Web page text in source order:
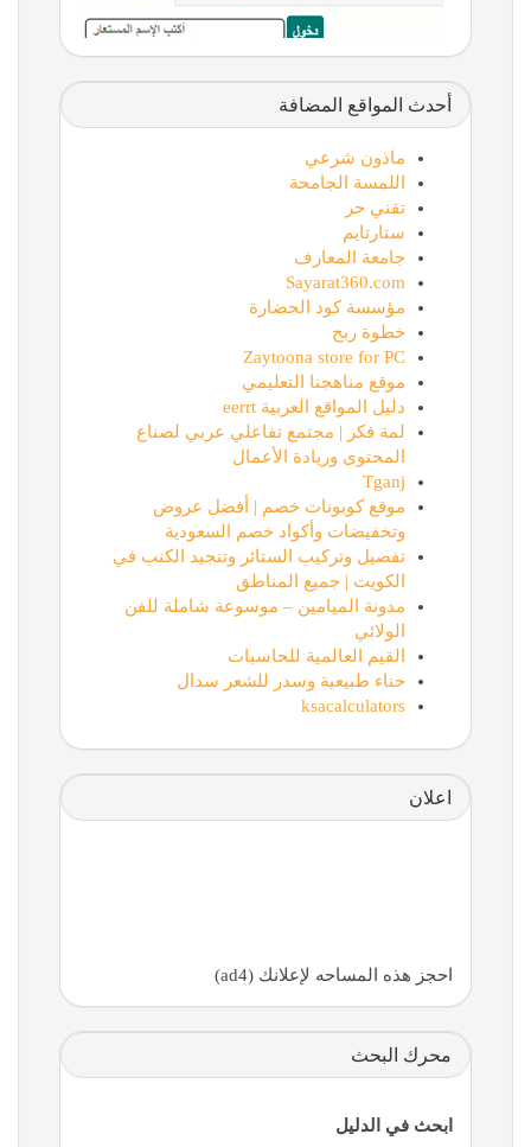
أحدث المواقع المضافة
ماذون شرعي
اللمسة الجامحة
تقني حر
ستارتايم
جامعة المعارف
Sayarat360.com
مؤسسة كود الحضارة
خطوة ربح
Zaytoona store for PC
موقع مناهجنا التعليمي
دليل المواقع العربية eerrt
لمة فكر | مجتمع تفاعلي عربي لصناع
المحتوى وريادة الأعمال
Tganj
موقع كوبونات خصم | أفضل عروض
وتخفيضات وأكواد خصم السعودية
تفصيل وتركيب الستائر وتنجيد الكنب في
الكويت | جميع المناطق
مدونة الميامين – موسوعة شاملة للفن
الولائي
القيم العالمية للحاسبات
حناء طبيعية وسدر للشعر سدال
ksacalculators
اعلان
احجز هذه المساحه لإعلانك (ad4)
محرك البحث
ابحث في الدليل